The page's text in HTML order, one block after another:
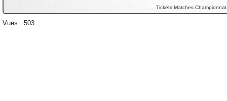
Tickets Matches Championnat
Vues : 503